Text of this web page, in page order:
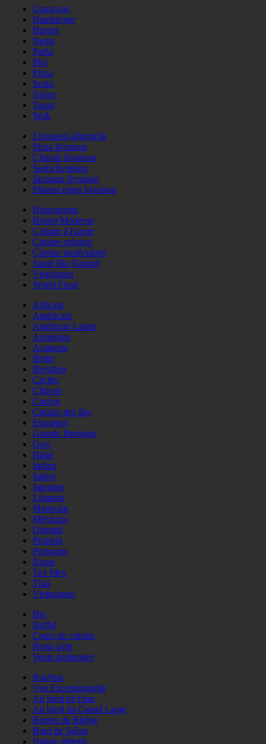
Couscous
Hamburger
Burger
Nems
Paëla
Phö
Pizza
Sushi
Tajine
Tapas
Wok
Livraison àdomicile
Pizza livraison
Chinois livraison
Sushi livraison
Japonais livraison
Plateau repas livraison
Bistronomie
Bistrot Moderne
Cuisine à l'azote
Cuisine créative
Cuisine moléculaire
Santé Bio Naturel
Végétarien
World Food
Africain
Américain
Amérique Latine
Arménien
Asiatique
Belge
Brésilien
Cacher
Chinois
Coréen
Cuisine des Iles
Espagnol
Grande Bretagne
Grec
Halal
Indien
Italien
Japonais
Libanais
Marocain
Mexicain
Oriental
Pizzéria
Portugais
Russe
Tex Mex
Thaï
Vietnamien
Bio
Buffet
Cours de cuisine
Resto àvin
Vente àemporter
Rooftop
Vue Exceptionnelle
Au bord de l'eau
Au bord du Grand Large
Berges du Rhône
Bord de Saône
Nature détente